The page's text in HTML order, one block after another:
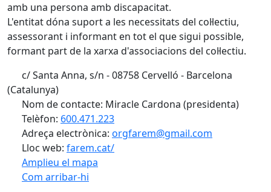
amb una persona amb discapacitat.
L'entitat dóna suport a les necessitats del col·lectiu,
assessorant i informant en tot el que sigui possible,
formant part de la xarxa d'associacions del col·lectiu.
c/ Santa Anna, s/n - 08758 Cervelló - Barcelona
(Catalunya)
Nom de contacte: Miracle Cardona (presidenta)
Telèfon: 600.471.223
Adreça electrònica: orgfarem@gmail.com
Lloc web: farem.cat/
Amplieu el mapa
Com arribar-hi